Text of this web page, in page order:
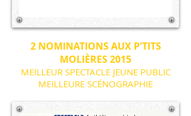
2 NOMINATIONS AUX P'TITS
MOLIÈRES 2015
MEILLEUR SPECTACLE JEUNE PUBLIC
MEILLEURE SCÉNOGRAPHIE